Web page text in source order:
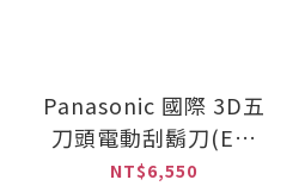
Panasonic 國際 3D五
刀頭電動刮鬍刀(ES-
LV67-K)
NT$6,550